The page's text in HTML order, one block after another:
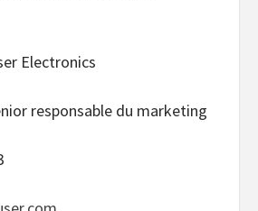
Electronics
responsable du marketing